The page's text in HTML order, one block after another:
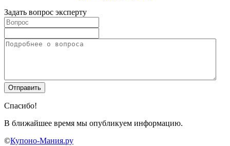
Задать вопрос эксперту
Спасибо!
В ближайшее время мы опубликуем информацию.
©Купоно-Мания.ру